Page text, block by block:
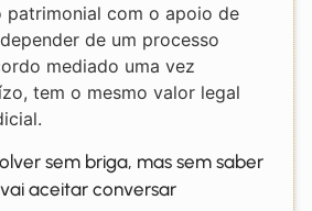
patrimonial com o apoio de
de um processo
mediado uma vez
tem o mesmo valor legal
sem briga, mas sem saber
aceitar conversar